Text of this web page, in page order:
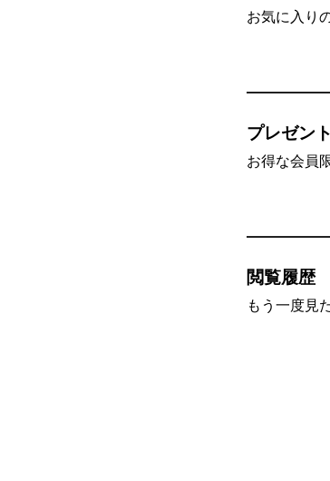
お気に入り
プレゼント
お得な会員
閲覧履歴
もう一度見